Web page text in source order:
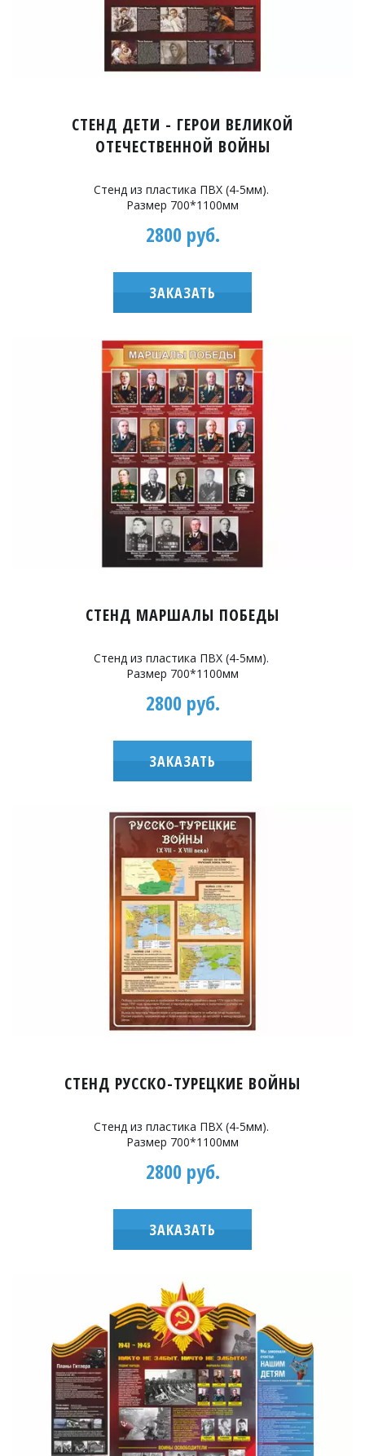
СТЕНД ДЕТИ - ГЕРОИ ВЕЛИКОЙ
ОТЕЧЕСТВЕННОЙ ВОЙНЫ
Стенд из пластика ПВХ (4-5мм).
Размер 700*1100мм
2800 руб.
ЗАКАЗАТЬ
СТЕНД МАРШАЛЫ ПОБЕДЫ
Стенд из пластика ПВХ (4-5мм).
Размер 700*1100мм
2800 руб.
ЗАКАЗАТЬ
СТЕНД РУССКО-ТУРЕЦКИЕ ВОЙНЫ
Стенд из пластика ПВХ (4-5мм).
Размер 700*1100мм
2800 руб.
ЗАКАЗАТЬ